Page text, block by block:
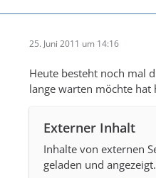
25. Juni 2011 um 14:16
Heute besteht noch mal
lange warten möchte
Externer Inhalt
Inhalte von externen
geladen und angezeigt.